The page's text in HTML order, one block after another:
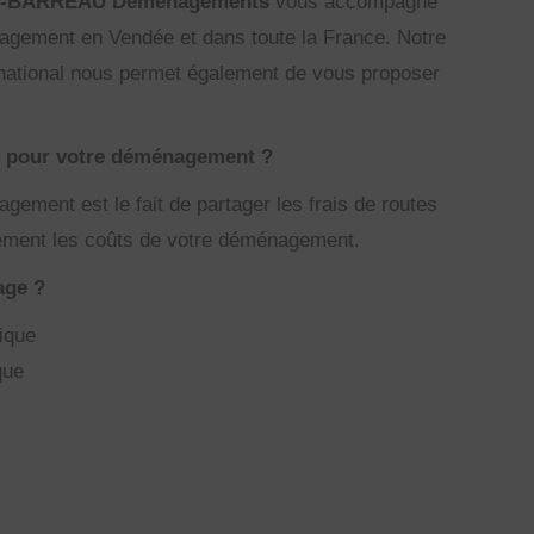
en Vendée et dans toute la France. Notre
nous permet également de vous proposer
pour votre déménagement ?
est le fait de partager les frais de routes
les coûts de votre déménagement.
?